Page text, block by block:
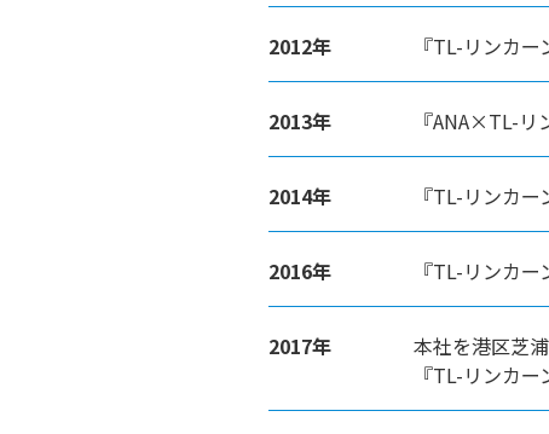
2012年 『TL-リンカ
2013年 『ANA×TL-リ
2014年 『TL-リンカ
2016年 『TL-リンカ
2017年
本社を港区芝
『TL-リンカ